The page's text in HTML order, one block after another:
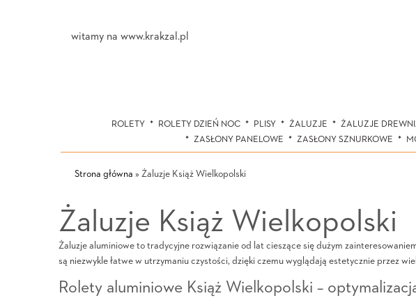
witamy na www.krakzal.pl
ROLETY ROLETY DZIEŃ NOC PLISY ŻALUZJE ŻALUZJE
ZASŁONY PANELOWE
ZASŁONY SZNURKOWE
Strona główna » Żaluzje Książ Wielkopolski
Żaluzje Książ Wielkopolski
Żaluzje aluminiowe to tradycyjne rozwiązanie od lat cieszące się dużym
są niezwykle łatwe w utrzymaniu czystości, dzięki czemu wyglądają estetycznie przez
Rolety aluminiowe Książ Wielkopolski –